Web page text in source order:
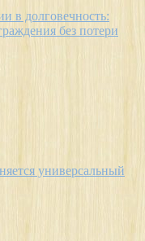
в долговечность:
без потери
универсальный